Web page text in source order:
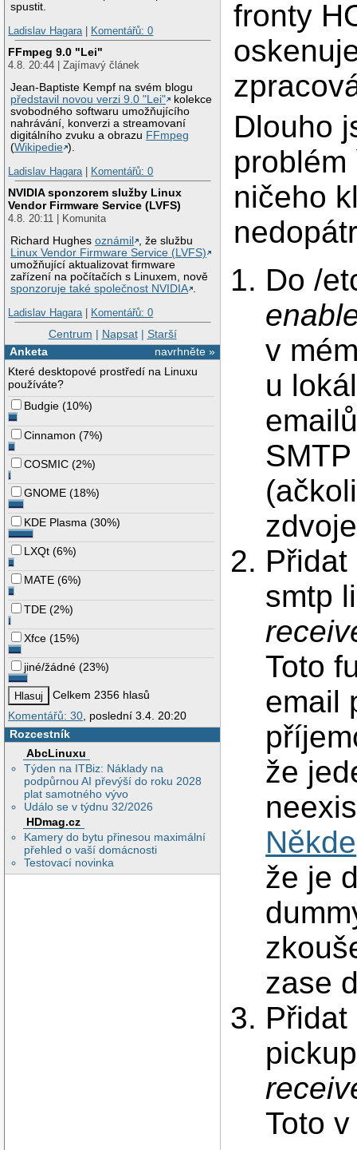
spustit.
Ladislav Hagara| Komentářů: 0
FFmpeg 9.0 "Lei"
4.8. 20:44 | Zajímavý článek
Jean-Baptiste Kempf na svém blogu
představil novou verzi 9.0 "Lei"
kolekce
svobodného softwaru umožňujícího
nahrávání, konverzi a streamovaní
digitálního zvuku a obrazu FFmpeg
(Wikipedie ).
Ladislav Hagara| Komentářů: 0
NVIDIA sponzorem služby Linux
Vendor Firmware Service (LVFS)
4.8. 20:11 | Komunita
Richard Hughesoznámil
, že službu
Linux Vendor Firmware Service (LVFS)
umožňující aktualizovat firmware
zařízení na počítačích s Linuxem, nově
sponzoruje také společnost NVIDIA .
Ladislav Hagara| Komentářů: 0
Centrum | Napsat| Starší
navrhněte »
Anketa
Které desktopové prostředí na Linuxu
používáte?
Budgie (10%)
Cinnamon (7%)
COSMIC (2%)
GNOME (18%)
KDE Plasma (30%)
LXQt (6%)
MATE (6%)
TDE (2%)
Xfce (15%)
jiné/žádné (23%)
Celkem 2356 hlasů
Komentářů: 30 , poslední 3.4. 20:20
Rozcestník
AbcLinuxu
Týden na ITBiz: Náklady na
podpůrnou AI převýší do roku 2028
plat samotného vývo
Událo se v týdnu 32/2026
HDmag.cz
Kamery do bytu přinesou maximální
přehled o vaší domácnosti
Testovací novinka
fronty
Dlouho
ničeho
Do /
v
u
smtp
Toto
email
že
Někde
že je
zase
Toto